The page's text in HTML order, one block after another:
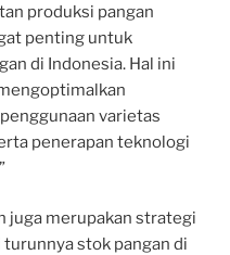
produksi pangan
penting untuk
di Indonesia. Hal ini
varietas
penerapan teknologi
juga merupakan strategi
stok pangan di